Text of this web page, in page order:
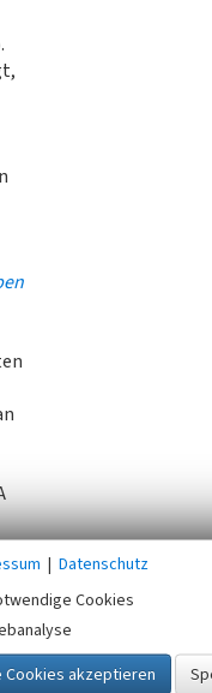
| Datenschutz
Cookies